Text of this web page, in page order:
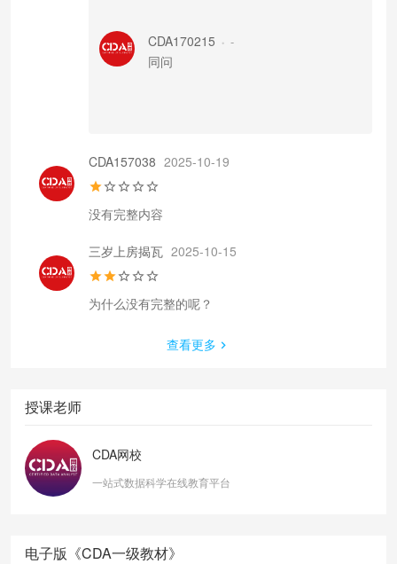
CDA170215 • -
同问
CDA157038 2025-10-19
没有完整内容
三岁上房揭瓦 2025-10-15
查看更多
授课老师
CDA网校
一站式数据科学在线教育平台
电子版《CDA一级教材》